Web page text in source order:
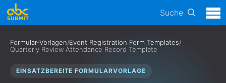
Suche
Formular-Vorlagen/Event Registration Form Templates/
Quarterly Review Attendance Record Template
EINSATZBEREITE FORMULARVORLAGE